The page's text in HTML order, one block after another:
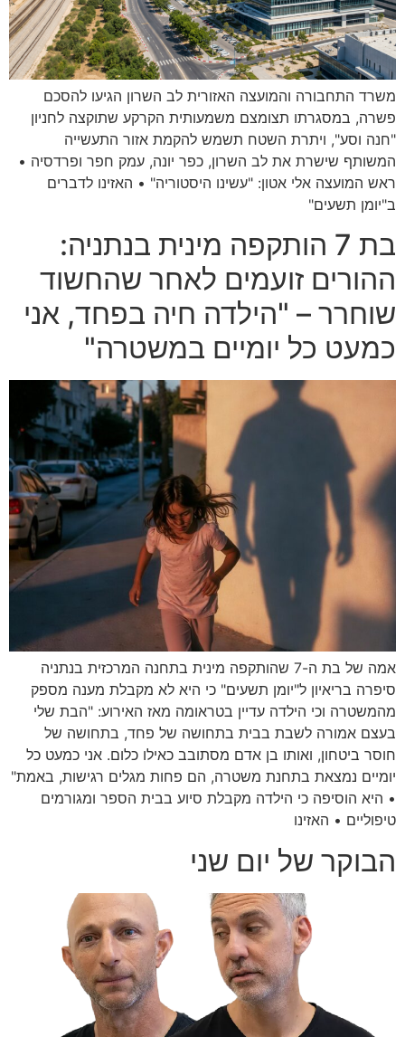
משרד התחבורה והמועצה האזורית לב השרון הגיעו להסכם
פשרה, במסגרתו תצומצם משמעותית הקרקע שתוקצה לחניון
"חנה וסע", ויתרת השטח תשמש להקמת אזור התעשייה
המשותף שישרת את לב השרון, כפר יונה, עמק חפר ופרדסיה •
ראש המועצה אלי אטון: "עשינו היסטוריה" • האזינו לדברים
ב"יומן תשעים"
בת 7 הותקפה מינית בנתניה:
ההורים זועמים לאחר שהחשוד
שוחרר – "הילדה חיה בפחד, אני
כמעט כל יומיים במשטרה"
אמה של בת ה-7 שהותקפה מינית בתחנה המרכזית בנתניה
סיפרה בריאיון ל"יומן תשעים" כי היא לא מקבלת מענה מספק
מהמשטרה וכי הילדה עדיין בטראומה מאז האירוע: "הבת שלי
בעצם אמורה לשבת בבית בתחושה של פחד, בתחושה של
חוסר ביטחון, ואותו בן אדם מסתובב כאילו כלום. אני כמעט כל
יומיים נמצאת בתחנת משטרה, הם פחות מגלים רגישות, באמת"
• היא הוסיפה כי הילדה מקבלת סיוע בבית הספר ומגורמים
טיפוליים • האזינו
הבוקר של יום שני